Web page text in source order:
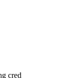
cred